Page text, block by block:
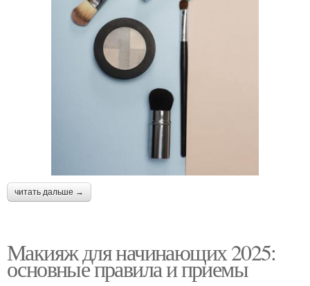
читать дальше →
Макияж для начинающих 2025:
основные правила и приемы